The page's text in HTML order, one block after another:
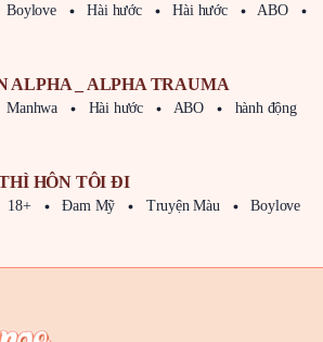
Boylove Hài hước Hài hước ABO
ALPHA _ ALPHA TRAUMA
Manhwa Hài hước ABO
hành động
HÔN TÔI ĐI
18+ Đam Mỹ Truyện Màu
Boylove